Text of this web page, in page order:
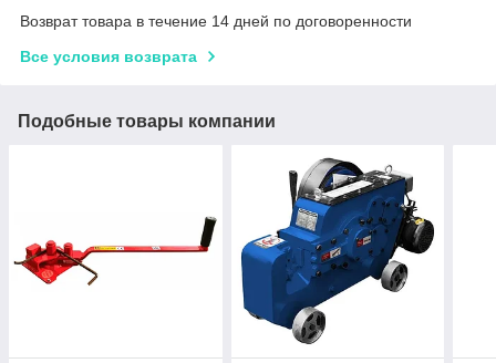
Возврат товара в течение 14 дней по договоренности
Все условия возврата
Подобные товары компании